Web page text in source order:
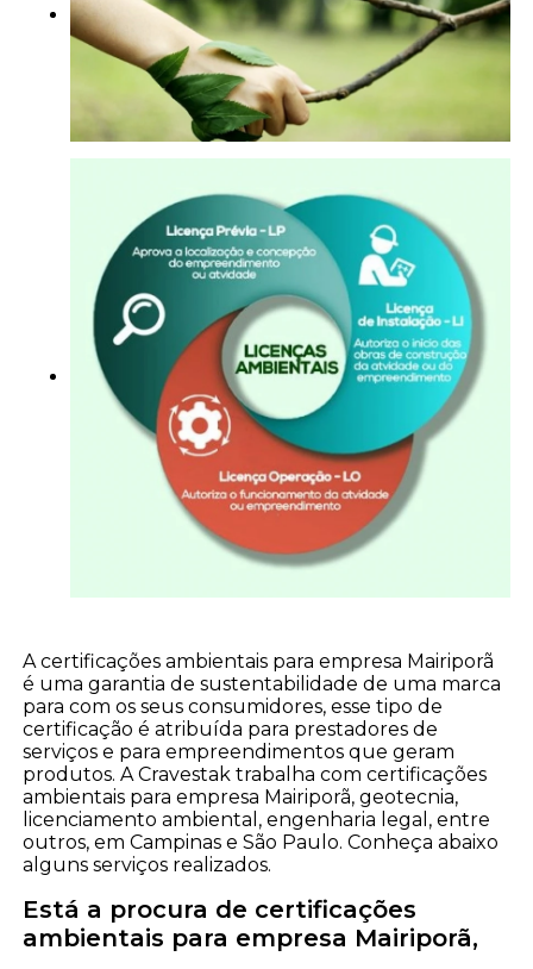
A certificações ambientais para empresa Mairiporã
é uma garantia de sustentabilidade de uma marca
para com os seus consumidores, esse tipo de
certificação é atribuída para prestadores de
serviços e para empreendimentos que geram
produtos. A Cravestak trabalha com certificações
ambientais para empresa Mairiporã, geotecnia,
licenciamento ambiental, engenharia legal, entre
outros, em Campinas e São Paulo. Conheça abaixo
alguns serviços realizados.
Está a procura de certificações
ambientais para empresa Mairiporã,